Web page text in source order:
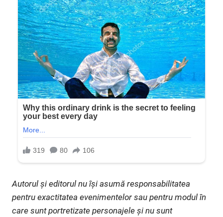
Autorul și editorul nu își asumă responsabilitatea
pentru exactitatea evenimentelor sau pentru modul în
care sunt portretizate personajele și nu sunt